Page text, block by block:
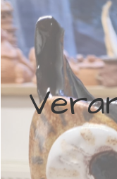
Zum
Inhalt
springen